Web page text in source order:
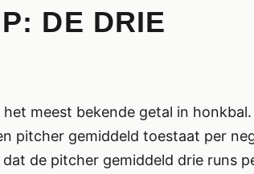
DE DRIE
meest bekende getal in honkbal.
pitcher gemiddeld toestaat per
de pitcher gemiddeld drie runs